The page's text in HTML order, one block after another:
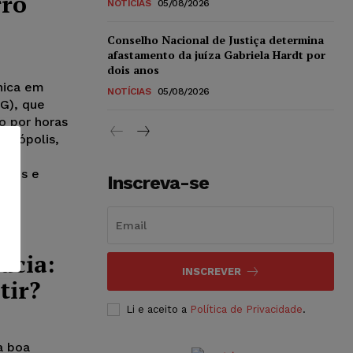
em
que
por horas
e
boa
NOTÍCIAS 05/08/2026
Conselho Nacional de Justiça determina
afastamento da juíza Gabriela Hardt por
dois anos
NOTÍCIAS 05/08/2026
Inscreva-se
INSCREVER
Li e aceito a Política de Privacidade.